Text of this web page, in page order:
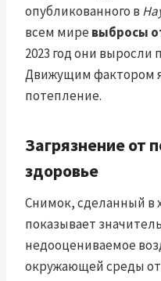
опубликованного в
всем мире выбросы
2023 год они выросли
Движущим фактором
потепление.
Загрязнение от
здоровье
Снимок, сделанный в
показывает
недооцениваемое
окружающей среды от